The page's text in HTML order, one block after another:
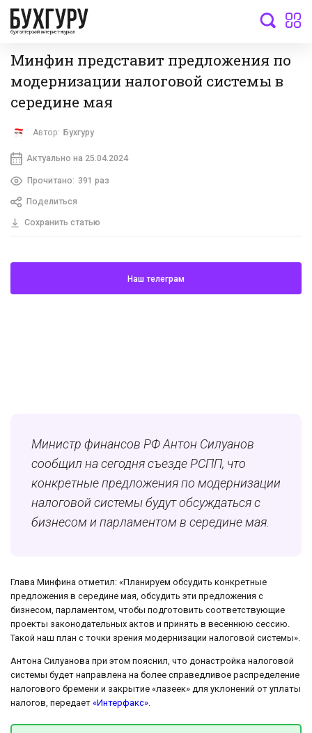
бухгалтерский интернет-журнал
Минфин представит предложения по
модернизации налоговой системы в
середине мая
Автор: Бухгуру
Актуально на 25.04.2024
Прочитано: 391 раз
Поделиться
Сохранить статью
Наш телеграм
Министр финансов РФ Антон Силуанов
сообщил на сегодня съезде РСПП, что
конкретные предложения по модернизации
налоговой системы будут обсуждаться с
бизнесом и парламентом в середине мая.
Глава Минфина отметил: «Планируем обсудить конкретные
предложения в середине мая, обсудить эти предложения с
бизнесом, парламентом, чтобы подготовить соответствующие
проекты законодательных актов и принять в весеннюю сессию.
Такой наш план с точки зрения модернизации налоговой системы».
Антона Силуанова при этом пояснил, что донастройка налоговой
системы будет направлена на более справедливое распределение
налогового бремени и закрытие «лазеек» для уклонений от уплаты
налогов, передает «Интерфакс».